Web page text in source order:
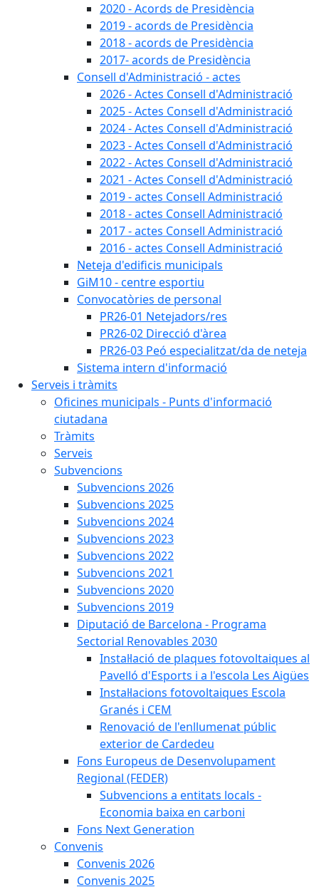
2020 - Acords de Presidència
2019 - acords de Presidència
2018 - acords de Presidència
2017- acords de Presidència
Consell d'Administració - actes
2026 - Actes Consell d'Administració
2025 - Actes Consell d'Administració
2024 - Actes Consell d'Administració
2023 - Actes Consell d'Administració
2022 - Actes Consell d'Administració
2021 - Actes Consell d'Administració
2019 - actes Consell Administració
2018 - actes Consell Administració
2017 - actes Consell Administració
2016 - actes Consell Administració
Neteja d'edificis municipals
GiM10 - centre esportiu
Convocatòries de personal
PR26-01 Netejadors/res
PR26-02 Direcció d'àrea
PR26-03 Peó especialitzat/da de neteja
Sistema intern d'informació
Serveis i tràmits
Oficines municipals - Punts d'informació
ciutadana
Tràmits
Serveis
Subvencions
Subvencions 2026
Subvencions 2025
Subvencions 2024
Subvencions 2023
Subvencions 2022
Subvencions 2021
Subvencions 2020
Subvencions 2019
Diputació de Barcelona - Programa
Sectorial Renovables 2030
Instal·lació de plaques fotovoltaiques al
Pavelló d'Esports i a l'escola Les Aigües
Instal·lacions fotovoltaiques Escola
Granés i CEM
Renovació de l'enllumenat públic
exterior de Cardedeu
Fons Europeus de Desenvolupament
Regional (FEDER)
Subvencions a entitats locals -
Economia baixa en carboni
Fons Next Generation
Convenis
Convenis 2026
Convenis 2025